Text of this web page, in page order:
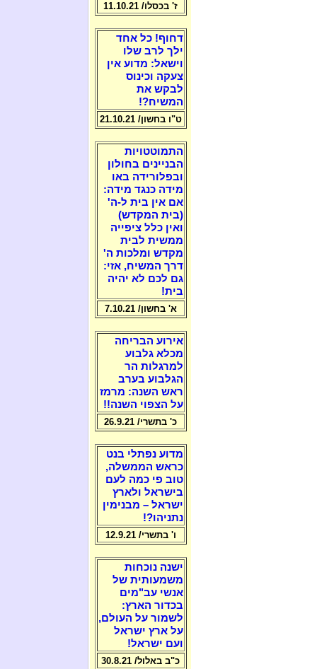
ז' בכסלו/ 11.10.21
דחוף! כל אחד
ילך לרב שלו
וישאל: מדוע אין
צעקה וכינוס
לבקש את
המשיח?!
ט"ו בחשון/ 21.10.21
התמוטטויות
הבניינים בחולון
ובפלורידה באו
מידה כנגד מידה:
אם אין בית ל-ה'
(בית המקדש)
ואין כלל ציפייה
ממשית לבית
מקדש ומלכות ה'
דרך המשיח, אזי:
גם לכם לא יהיה
בית!
א' בחשון/ 7.10.21
אירוע הבריחה
מכלא גלבוע
למרגלות הר
הגלבוע בערב
ראש השנה: מרמז
על הצפוי השנה!!
כ' בתשרי/ 26.9.21
מדוע נפתלי בנט
כראש הממשלה,
טוב פי כמה לעם
בישראל ולארץ
ישראל – מבנימין
נתניהו?!
ו' בתשרי/ 12.9.21
ישנה נוכחות
משמעותית של
אנשי עב"מים
בכדור הארץ:
לשמור על העולם,
על ארץ ישראל
ועם ישראל!
כ"ב באלול/ 30.8.21